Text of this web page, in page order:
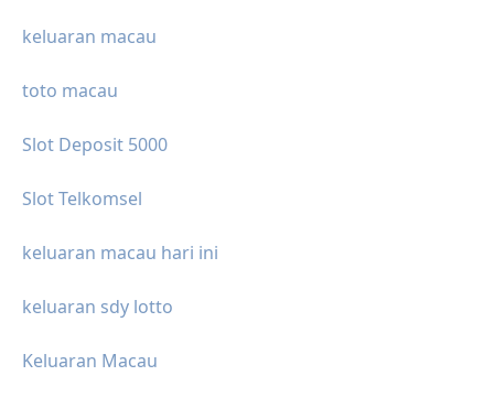
keluaran macau
toto macau
Slot Deposit 5000
Slot Telkomsel
keluaran macau hari ini
keluaran sdy lotto
Keluaran Macau